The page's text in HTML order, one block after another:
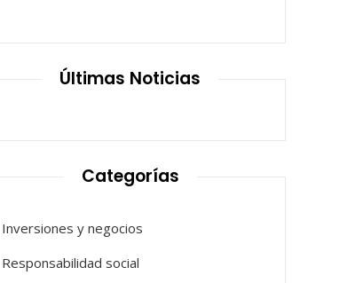
Últimas Noticias
Categorías
Inversiones y negocios
Responsabilidad social